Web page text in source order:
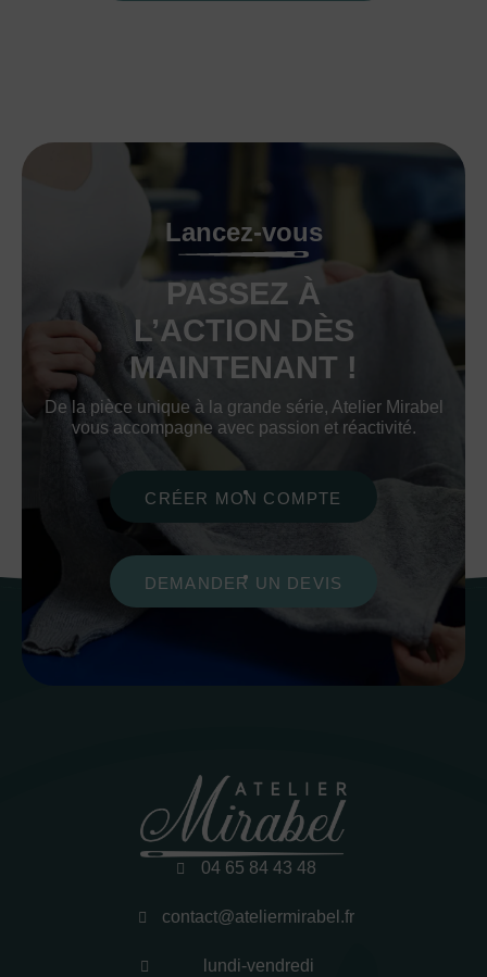
Lancez-vous
PASSEZ À
L’ACTION DÈS
MAINTENANT !
De la pièce unique à la grande série, Atelier Mirabel
vous accompagne avec passion et réactivité.
CRÉER MON COMPTE
DEMANDER UN DEVIS
04 65 84 43 48
contact@ateliermirabel.fr
lundi-vendredi